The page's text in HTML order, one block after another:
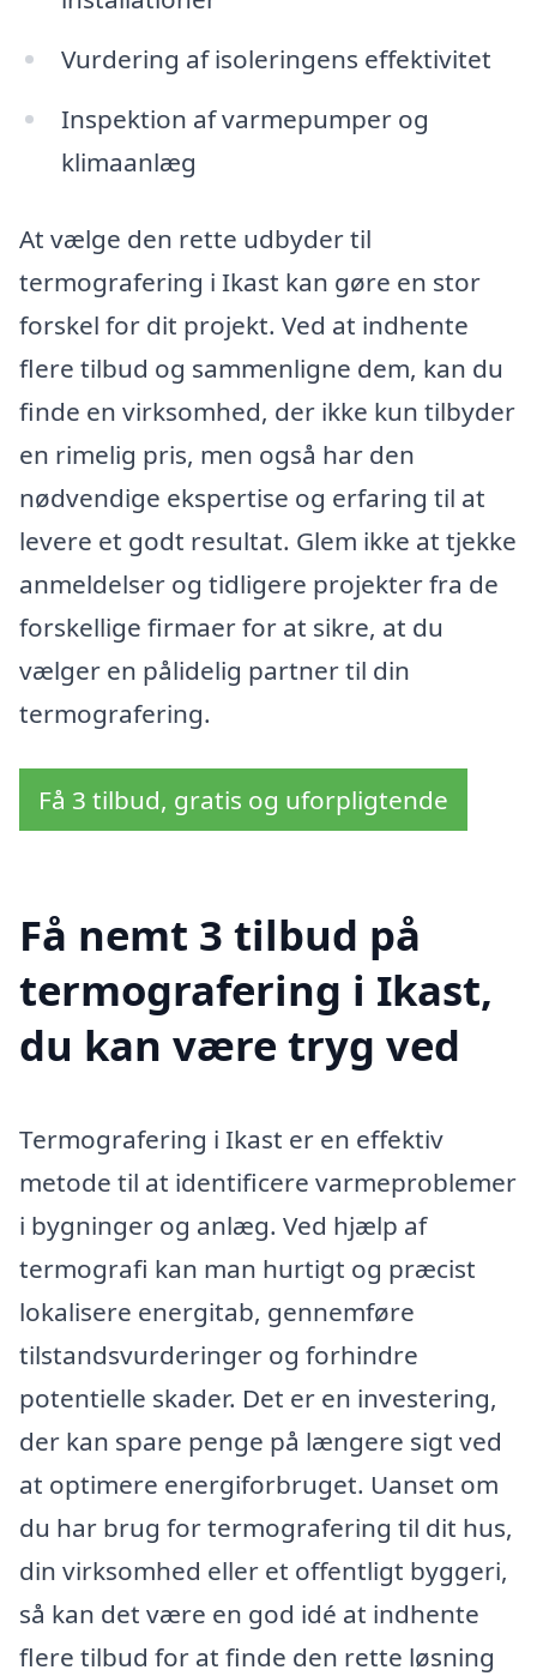
Vurdering af isoleringens effektivitet
Inspektion af varmepumper og
klimaanlæg
At vælge den rette udbyder til
termografering i Ikast kan gøre en stor
forskel for dit projekt. Ved at indhente
flere tilbud og sammenligne dem, kan du
finde en virksomhed, der ikke kun tilbyder
en rimelig pris, men også har den
nødvendige ekspertise og erfaring til at
levere et godt resultat. Glem ikke at tjekke
anmeldelser og tidligere projekter fra de
forskellige firmaer for at sikre, at du
vælger en pålidelig partner til din
termografering.
Få 3 tilbud, gratis og uforpligtende
Få nemt 3 tilbud på
termografering i Ikast,
du kan være tryg ved
Termografering i Ikast er en effektiv
metode til at identificere varmeproblemer
i bygninger og anlæg. Ved hjælp af
termografi kan man hurtigt og præcist
lokalisere energitab, gennemføre
tilstandsvurderinger og forhindre
potentielle skader. Det er en investering,
der kan spare penge på længere sigt ved
at optimere energiforbruget. Uanset om
du har brug for termografering til dit hus,
din virksomhed eller et offentligt byggeri,
så kan det være en god idé at indhente
flere tilbud for at finde den rette løsning